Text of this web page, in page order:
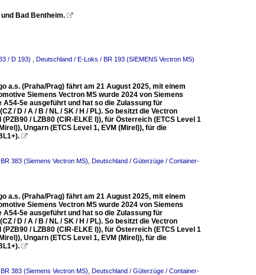
Bad Bentheim. 
/ D 193) Deutschland / E-Loks / BR 193 (SIEMENS Vectron MS)
a.s. (Praha/Prag) fährt am 21 August 2025, mit einem
Siemens Vectron MS wurde 2024 von Siemens
5e ausgeführt und hat so die Zulassung für
/ D / A / B / NL / SK / H / PL). So besitzt die Vectron
/ LZB80 (CIR-ELKE I)), für Österreich (ETCS Level 1
Ungarn (ETCS Level 1, EVM (Mirel)), für die

383 (Siemens Vectron MS) Deutschland / Güterzüge / Container-
a.s. (Praha/Prag) fährt am 21 August 2025, mit einem
Siemens Vectron MS wurde 2024 von Siemens
5e ausgeführt und hat so die Zulassung für
/ D / A / B / NL / SK / H / PL). So besitzt die Vectron
/ LZB80 (CIR-ELKE I)), für Österreich (ETCS Level 1
Ungarn (ETCS Level 1, EVM (Mirel)), für die

383 (Siemens Vectron MS) Deutschland / Güterzüge / Container-